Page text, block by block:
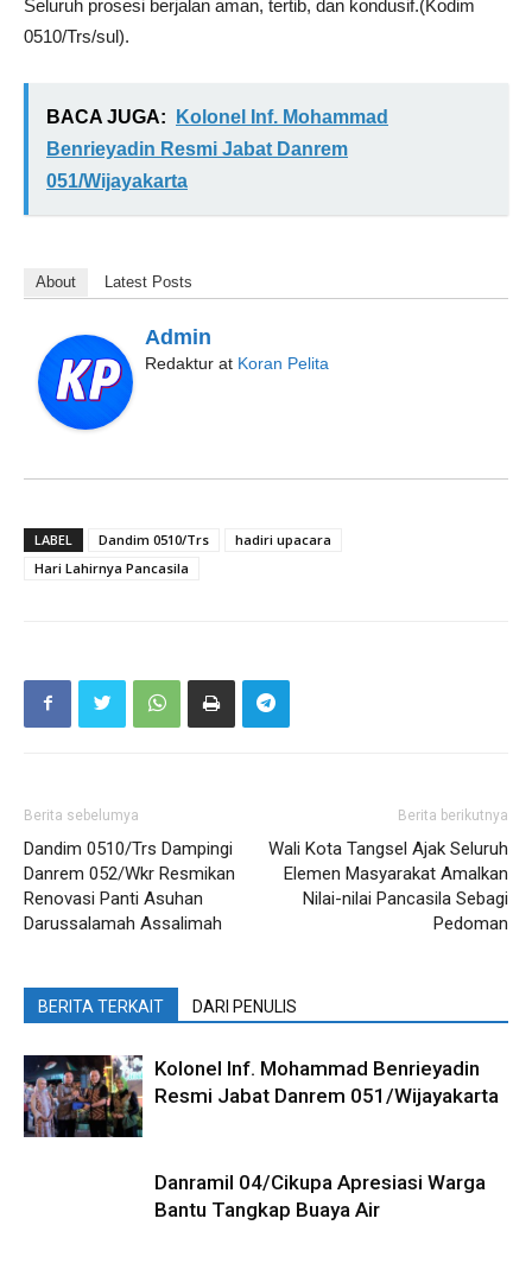
Seluruh prosesi berjalan aman, tertib, dan kondusif.(Kodim
0510/Trs/sul).
BACA JUGA:
Kolonel Inf. Mohammad
Benrieyadin Resmi Jabat Danrem
051/Wijayakarta
About Latest Posts
Admin
Redaktur at Koran Pelita
LABEL Dandim 0510/Trs
hadiri upacara
Hari Lahirnya Pancasila
Berita sebelumya
Dandim 0510/Trs Dampingi
Danrem 052/Wkr Resmikan
Renovasi Panti Asuhan
Darussalamah Assalimah
Berita berikutnya
Wali Kota Tangsel Ajak Seluruh
Elemen Masyarakat Amalkan
Nilai-nilai Pancasila Sebagi
Pedoman
BERITA TERKAIT DARI PENULIS
Kolonel Inf. Mohammad Benrieyadin
Resmi Jabat Danrem 051/Wijayakarta
Danramil 04/Cikupa Apresiasi Warga
Bantu Tangkap Buaya Air